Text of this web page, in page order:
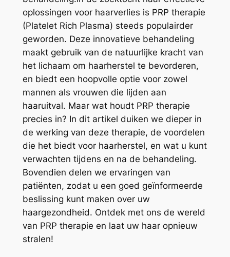
oplossingen voor haarverlies is PRP therapie
(Platelet Rich Plasma) steeds populairder
geworden. Deze innovatieve behandeling
maakt gebruik van de natuurlijke kracht van
het lichaam om haarherstel te bevorderen,
en biedt een hoopvolle optie voor zowel
mannen als vrouwen die lijden aan
haaruitval. Maar wat houdt PRP therapie
precies in? In dit artikel duiken we dieper in
de werking van deze therapie, de voordelen
die het biedt voor haarherstel, en wat u kunt
verwachten tijdens en na de behandeling.
Bovendien delen we ervaringen van
patiënten, zodat u een goed geïnformeerde
beslissing kunt maken over uw
haargezondheid. Ontdek met ons de wereld
van PRP therapie en laat uw haar opnieuw
stralen!